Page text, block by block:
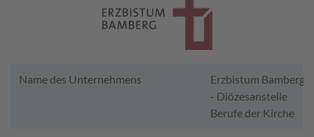
Name des Unternehmens
Erzbistum Bamberg
- Diözesanstelle
Berufe der Kirche